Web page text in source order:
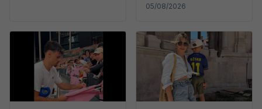
05/08/2026